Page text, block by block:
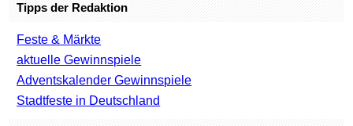
Tipps der Redaktion
Feste & Märkte
aktuelle Gewinnspiele
Adventskalender Gewinnspiele
Stadtfeste in Deutschland